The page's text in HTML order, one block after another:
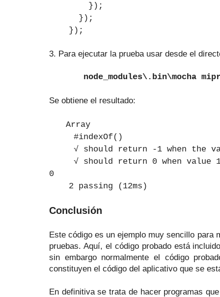
});
});
});
3. Para ejecutar la prueba usar desde el
node_modules\.bin\mocha
Se obtiene el resultado:
Array
#indexOf()
√ should return -1 when the
√ should return 0 when value
0
2 passing (12ms)
Conclusión
Este código es un ejemplo muy sencillo para
pruebas. Aquí, el código probado está
sin embargo normalmente el código
constituyen el código del aplicativo que se
En definitiva se trata de hacer programas